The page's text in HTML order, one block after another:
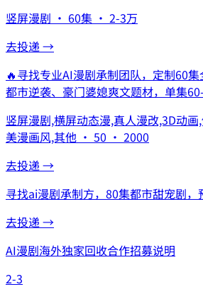
竖屏漫剧 · 60集 · 2-3万
去投递 →
🔥寻找专业AI漫剧承制团队，定制60集
都市逆袭、豪门婆媳爽文题材，单集
竖屏漫剧,横屏动态漫,真人漫改,3D动
美漫画风,其他 · 50 · 2000
去投递 →
寻找ai漫剧承制方，80集都市甜宠剧，
去投递 →
AI漫剧海外独家回收合作招募说明
2-3